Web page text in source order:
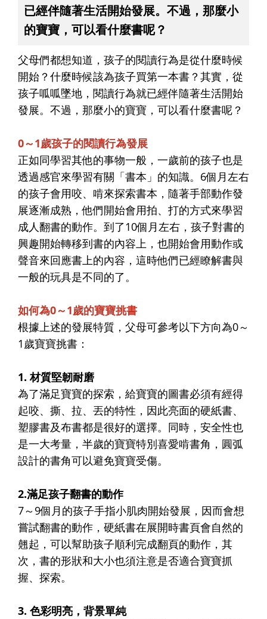
已經伴隨著生活開始發展。不過，那麼小
的寶寶，可以看什麼書呢？
父母們都想知道，孩子的閱讀行為是從什麼時候
開始？什麼時候該為孩子買第一本書？其實，從
孩子呱呱墜地，閱讀行為就已經伴隨著生活開始
發展。不過，那麼小的寶寶，可以看什麼書呢？
0～1歲孩子的閱讀行為發展
正如同學習其他的事物一般，一歲前的孩子也是
透過感官來學習有關「書本」的知識。6個月左右
的孩子會用咬、啃來探索書本，隨著手部動作發
展逐漸成熟，他們開始會用拍、打的方式來學習
成人翻書的動作。到了10個月左右，孩子對書的
興趣開始轉移到書的內容上，也開始會用動作或
聲音來回應書上的內容，這時他們已經瞭解書與
一般的玩具是不同的了。
如何為0～1歲的寶寶挑書
根據上述的發展特質，父母可參考以下方向為0～
1歲寶寶挑書：
1. 材質堅韌耐磨
為了滿足寶寶的探索，給寶寶的圖書必須有經得
起咬、撕、拉、丟的特性，因此亮面的硬紙書、
塑膠書及布書都是很好的選擇。同時，安全性也
是一大考量，半歲的寶寶特別喜愛啃書角，圓弧
設計的書角可以避免寶寶受傷。
2.滿足孩子翻書的動作
7～9個月的孩子手指小肌肉開始發展，因而會想
嘗試翻書的動作，硬紙書在展開時書頁會自然的
翹起，可以幫助孩子順利完成翻頁的動作，其
次，書的形狀和大小也須注意是否適合寶寶抓
握、探索。
3. 色彩明亮，背景單純